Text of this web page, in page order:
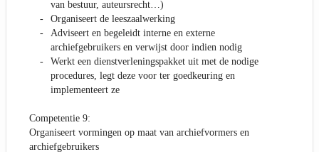
van bestuur, auteursrecht…)
Organiseert de leeszaalwerking
Adviseert en begeleidt interne en externe
archiefgebruikers en verwijst door indien nodig
Werkt een dienstverleningspakket uit met de nodige
procedures, legt deze voor ter goedkeuring en
implementeert ze
Competentie 9:
Organiseert vormingen op maat van archiefvormers en
archiefgebruikers